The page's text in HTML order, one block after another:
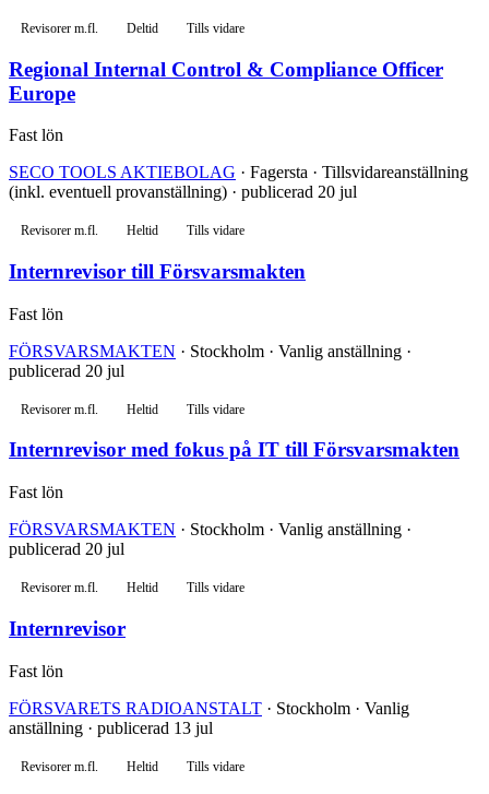
Revisorer m.fl. Deltid Tills vidare
Regional Internal Control & Compliance Officer
Europe
Fast lön
SECO TOOLS AKTIEBOLAG · Fagersta · Tillsvidareanställning
(inkl. eventuell provanställning) · publicerad 20 jul
Revisorer m.fl. Heltid Tills vidare
Internrevisor till Försvarsmakten
Fast lön
FÖRSVARSMAKTEN · Stockholm · Vanlig anställning ·
publicerad 20 jul
Revisorer m.fl. Heltid Tills vidare
Internrevisor med fokus på IT till Försvarsmakten
Fast lön
FÖRSVARSMAKTEN · Stockholm · Vanlig anställning ·
publicerad 20 jul
Revisorer m.fl. Heltid Tills vidare
Internrevisor
Fast lön
FÖRSVARETS RADIOANSTALT · Stockholm · Vanlig
anställning · publicerad 13 jul
Revisorer m.fl. Heltid Tills vidare